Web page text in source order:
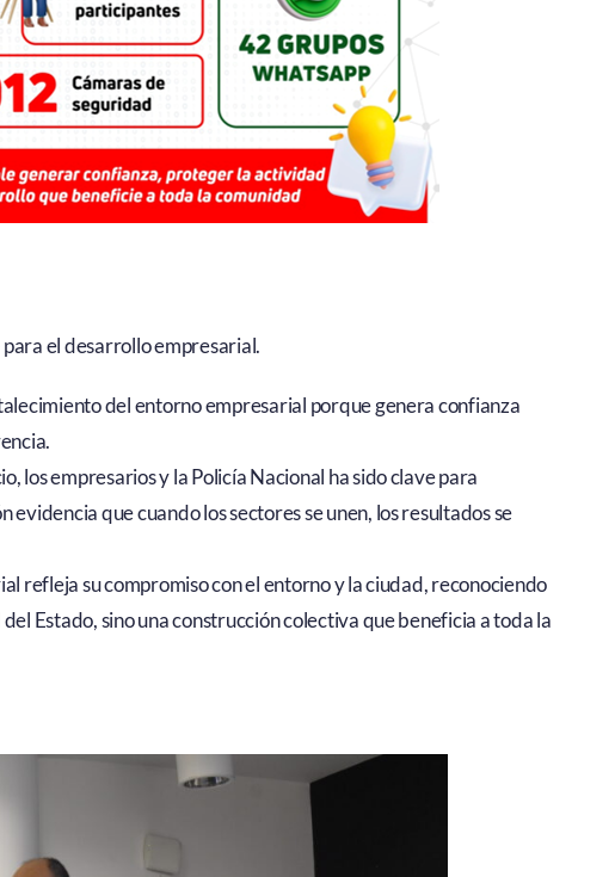
el desarrollo empresarial.
del entorno empresarial porque genera confianza
los empresarios y la Policía Nacional ha sido clave para
que cuando los sectores se unen, los resultados se
refleja su compromiso con el entorno y la ciudad, reconociendo
Estado, sino una construcción colectiva que beneficia a toda la